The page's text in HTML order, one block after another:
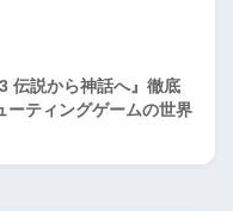
伝説から神話へ』徹底
ーティングゲームの世界